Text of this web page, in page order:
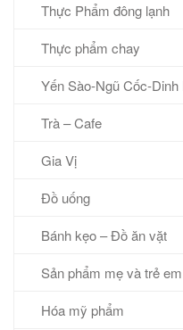
Thực Phẩm đông lạnh
Thực phẩm chay
Yến Sào-Ngũ Cốc-
Trà – Cafe
Gia Vị
Đồ uống
Bánh kẹo – Đồ ăn vặt
Sản phẩm mẹ và trẻ em
Hóa mỹ phẩm